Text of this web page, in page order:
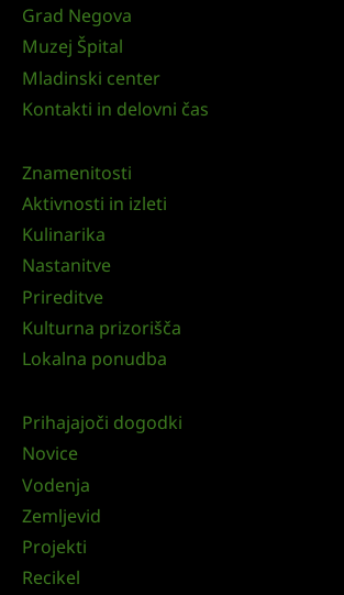
Grad Negova
Muzej Špital
Mladinski center
Kontakti in delovni čas
Znamenitosti
Aktivnosti in izleti
Kulinarika
Nastanitve
Prireditve
Kulturna prizorišča
Lokalna ponudba
Prihajajoči dogodki
Novice
Vodenja
Zemljevid
Projekti
Recikel